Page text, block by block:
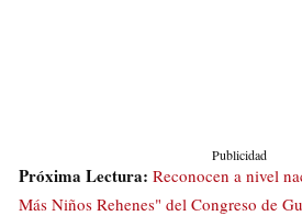
Publicidad
Próxima Lectura: Reconocen a nivel
Más Niños Rehenes" del Congreso de